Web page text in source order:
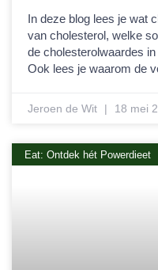
In deze blog lees je wat
van cholesterol, welke
de cholesterolwaardes
Ook lees je waarom de
Jeroen de Wit 18 mei
Eat: Ontdek hét Powerdieet